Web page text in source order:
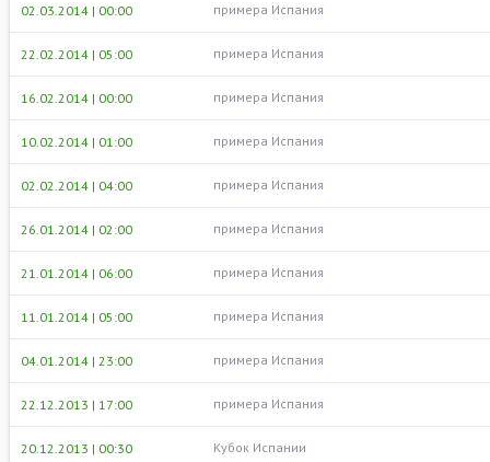
02.03.2014 | 00:00 примера Испания
22.02.2014 | 05:00 примера Испания
16.02.2014 | 00:00 примера Испания
10.02.2014 | 01:00 примера Испания
02.02.2014 | 04:00 примера Испания
26.01.2014 | 02:00 примера Испания
21.01.2014 | 06:00 примера Испания
11.01.2014 | 05:00 примера Испания
04.01.2014 | 23:00 примера Испания
22.12.2013 | 17:00 примера Испания
20.12.2013 | 00:30 Кубок Испании